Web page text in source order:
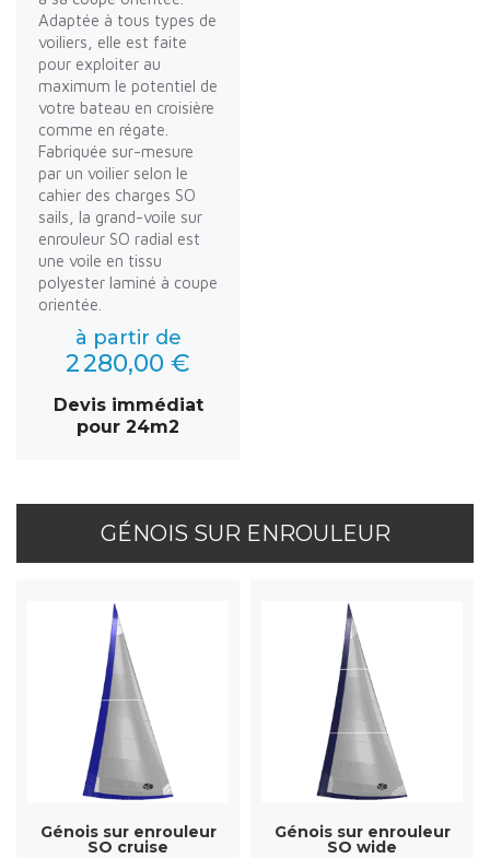
Adaptée à tous types de
voiliers, elle est faite
pour exploiter au
maximum le potentiel de
votre bateau en croisière
comme en régate.
Fabriquée sur-mesure
par un voilier selon le
cahier des charges SO
sails, la grand-voile sur
enrouleur SO radial est
une voile en tissu
polyester laminé à coupe
orientée.
à partir de
2 280,00 €
Devis immédiat
pour 24m2
GÉNOIS SUR ENROULEUR
Génois sur enrouleur
SO cruise
Génois sur enrouleur
SO wide